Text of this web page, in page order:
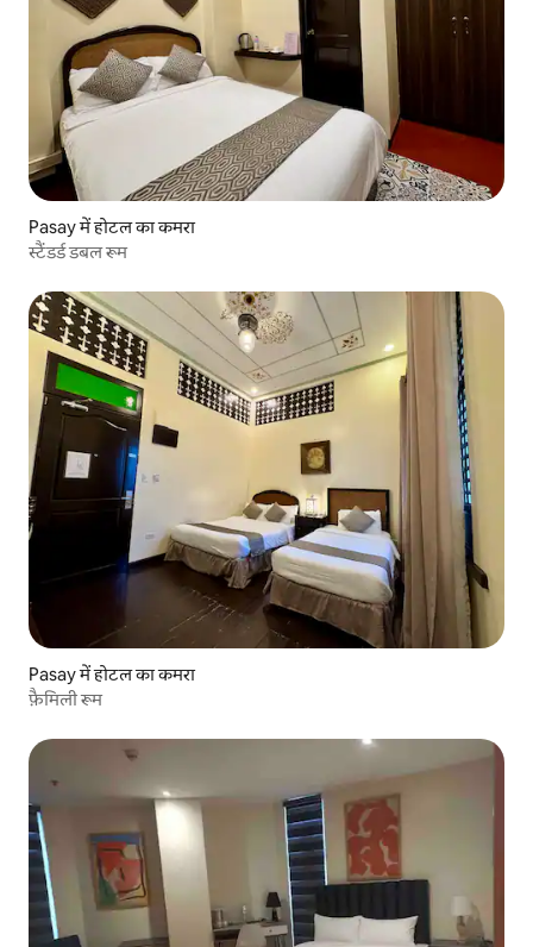
Pasay में होटल का कमरा
स्टैंडर्ड डबल रूम
Pasay में होटल का कमरा
फ़ैमिली रूम